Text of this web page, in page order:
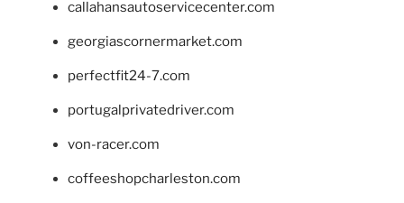
callahansautoservicecenter.com
georgiascornermarket.com
perfectfit24-7.com
portugalprivatedriver.com
von-racer.com
coffeeshopcharleston.com